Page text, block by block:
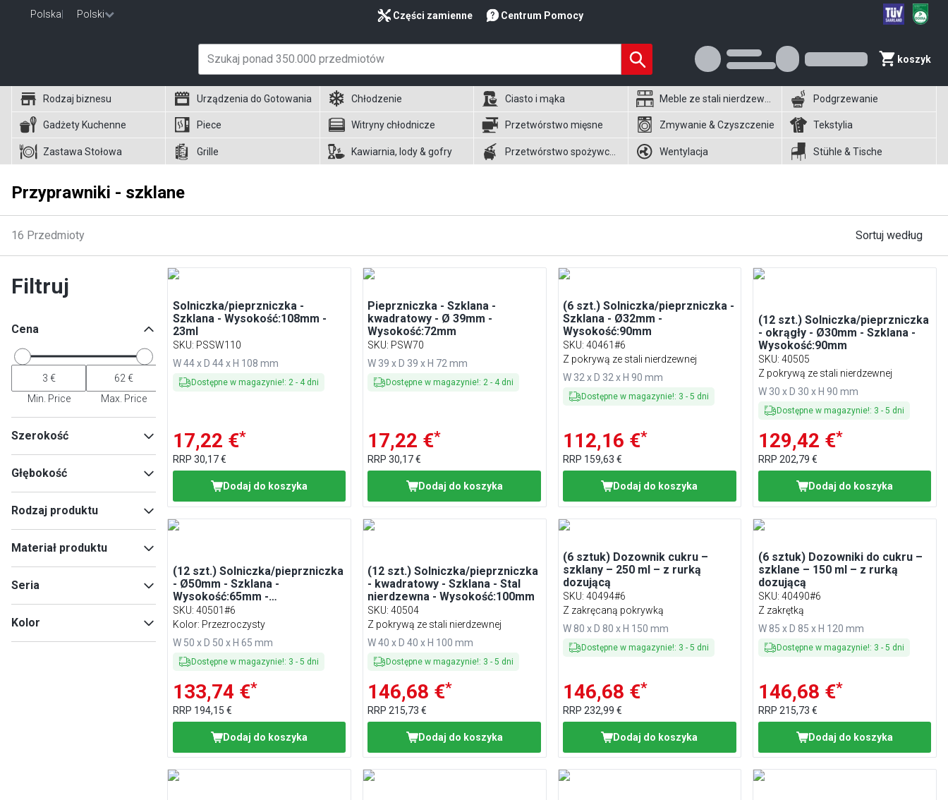
Polska Polski Części zamienne Centrum Pomocy
koszyk
Rodzaj biznesu Urządzenia do Gotowania Chłodzenie Ciasto i mąka Podgrzewanie
Gadżety Kuchenne Piece Witryny chłodnicze Przetwórstwo mięsne Zmywanie & Czyszczenie Tekstylia
Zastawa Stołowa Grille Kawiarnia, lody & gofry Wentylacja Stühle & Tische
Przyprawniki - szklane
16 Przedmioty Sortuj według
Filtruj
Cena
Min. Price Max. Price
Szerokość
Min
Głębokość
Min
Rodzaj produktu
Dozownik cukru(7
Materiał produktu
Stal nierdzewna 18/8
Seria
Kolor
Solniczka/pieprzniczka -
Szklana - Wysokość:108mm -
23ml
SKU: PSSW110
W 44 x D 44 x H 108 mm
Dostępne w magazynie!: 2- 4 dni
17,22 €*
RRP 30,17 €
Dodaj do koszyka
Pieprzniczka - Szklana -
kwadratowy - Ø 39mm -
Wysokość:72mm
SKU: PSW70
W 39 x D 39 x H 72 mm
Dostępne w magazynie!: 2 - 4 dni
17,22 €*
RRP30,17 €
Dodaj do koszyka
(6 szt.) Solniczka/pieprzniczka -
Szklana - Ø32mm -
Wysokość:90mm
SKU:40461#6
Z pokrywą ze stali nierdzewnej
W 32 x D 32 x H 90 mm
Dostępne w magazynie!: 3 -5 dni
112,16 €*
RRP 159,63 €
Dodaj do koszyka
(12 szt.) Solniczka/pieprzniczka
- okrągły - Ø30mm - Szklana -
Wysokość:90mm
SKU: 40505
Z pokrywą ze stali nierdzewnej
W 30 x D 30 x H 90 mm
Dostępne w magazynie!: 3 - 5 dni
129,42 €*
RRP 202,79 €
Dodaj do koszyka
(12 szt.) Solniczka/pieprzniczka
- Ø50mm - Szklana -
Wysokość:65mm -
Transparentny
SKU: 40501#6
Kolor: Przezroczysty
W 50 x D 50 x H 65 mm
Dostępne w magazynie!: 3 - 5 dni
133,74 €*
RRP 194,15 €
Dodaj do koszyka
(12 szt.) Solniczka/pieprzniczka
- kwadratowy - Szklana - Stal
nierdzewna - Wysokość:100mm
SKU:40504
Z pokrywą ze stali nierdzewnej
W 40 x D 40 x H 100 mm
Dostępne w magazynie!: 3 -5 dni
146,68 €*
RRP215,73 €
Dodaj do koszyka
(6 sztuk) Dozownik cukru –
szklany – 250 ml – z rurką
dozującą
SKU:40494#6
Z zakręcaną pokrywką
W 80 x D 80 x H 150 mm
Dostępne w magazynie!: 3 -5 dni
146,68 €*
RRP232,99 €
Dodaj do koszyka
(6 sztuk) Dozowniki do cukru –
szklane – 150 ml – z rurką
dozującą
SKU: 40490#6
Z zakrętką
W 85 x D 85 x H 120 mm
Dostępne w magazynie!: 3 - 5 dni
146,68 €*
RRP 215,73 €
Dodaj do koszyka